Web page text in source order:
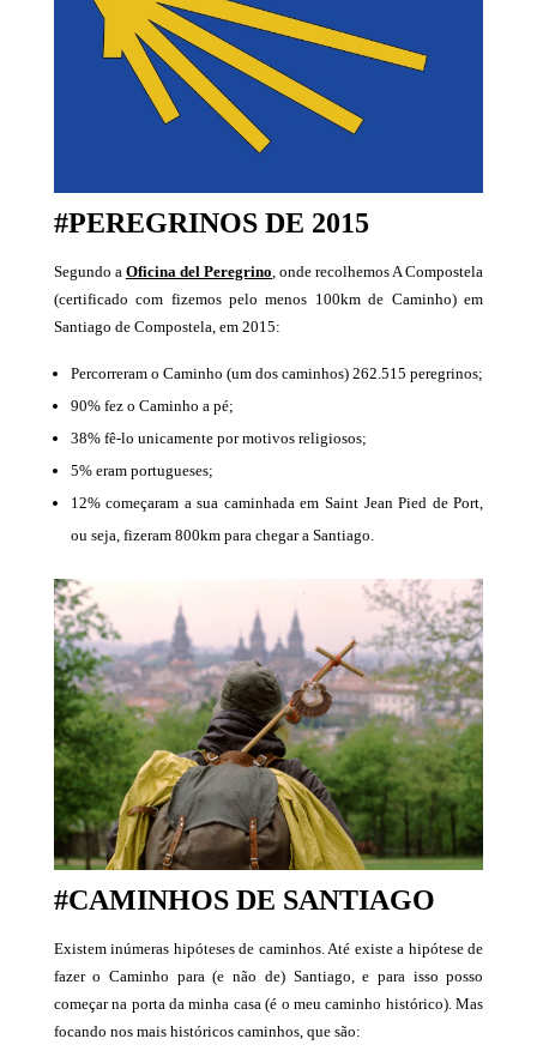
#PEREGRINOS DE 2015
Segundo a Oficina del Peregrino , onde recolhemos A Compostela
(certificado com fizemos pelo menos 100km de Caminho) em
Santiago de Compostela, em 2015:
Percorreram o Caminho (um dos caminhos) 262.515 peregrinos;
90% fez o Caminho a pé;
38% fê-lo unicamente por motivos religiosos;
5% eram portugueses;
12% começaram a sua caminhada em Saint Jean Pied de Port,
ou seja, fizeram 800km para chegar a Santiago.
#CAMINHOS DE SANTIAGO
Existem inúmeras hipóteses de caminhos. Até existe a hipótese de
fazer o Caminho para (e não de) Santiago, e para isso posso
começar na porta da minha casa (é o meu caminho histórico). Mas
focando nos mais históricos caminhos, que são: